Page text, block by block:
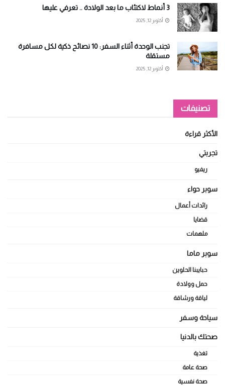
3 أنماط لاكتئاب ما بعد الولادة .. تعرفي عليها
أكتوبر 12, 2025
تجنب الوحدة أثناء السفر: 10 نصائح ذكية لكل مسافرة
مستقلة
أكتوبر 12, 2025
تصنيفات
الأكثر قراءة
تجربتي
ريفيو
سوبر حواء
رائدات أعمال
قضايا
ملهمات
سوبر ماما
حبايبنا الحلوين
حمل وولادة
لياقة ورشاقة
سياحة وسفر
صحتك بالدنيا
تغذية
صحة عامة
صحة نفسية